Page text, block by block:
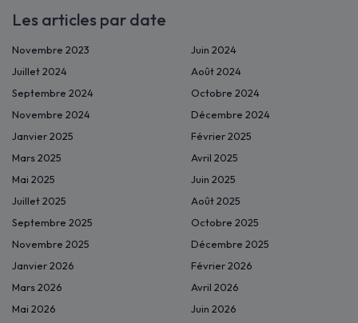
Les articles par date
Novembre 2023
Juin 2024
Juillet 2024
Août 2024
Septembre 2024
Octobre 2024
Novembre 2024
Décembre 2024
Janvier 2025
Février 2025
Mars 2025
Avril 2025
Mai 2025
Juin 2025
Juillet 2025
Août 2025
Septembre 2025
Octobre 2025
Novembre 2025
Décembre 2025
Janvier 2026
Février 2026
Mars 2026
Avril 2026
Mai 2026
Juin 2026